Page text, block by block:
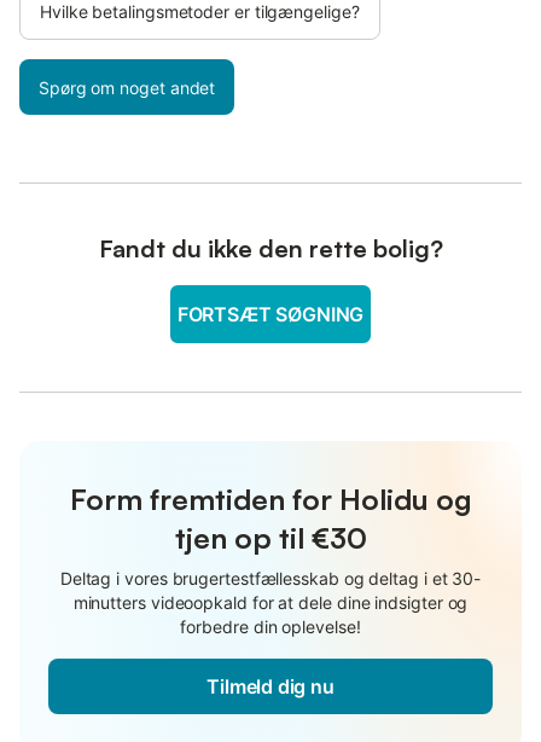
Hvilke betalingsmetoder er tilgængelige?
Spørg om noget andet
Fandt du ikke den rette bolig?
FORTSÆT SØGNING
Form fremtiden for Holidu og
tjen op til €30
Deltag i vores brugertestfællesskab og deltag i et 30-
minutters videoopkald for at dele dine indsigter og
forbedre din oplevelse!
Tilmeld dig nu